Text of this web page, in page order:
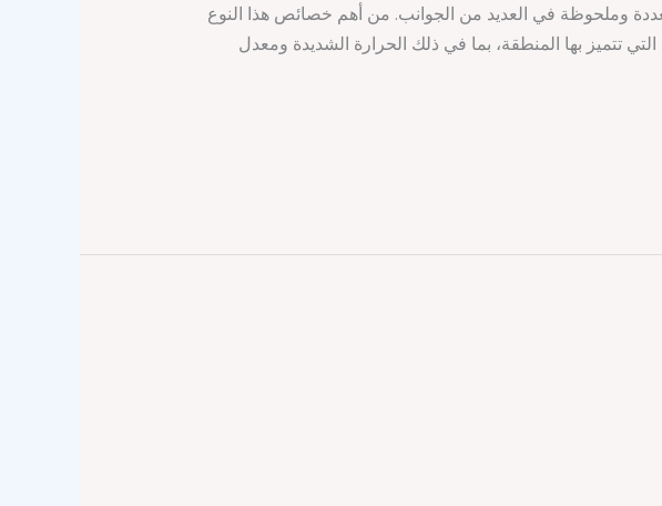
وملحوظة في العديد من الجوانب. من أهم خصائص هذا النوع
تتميز بها المنطقة، بما في ذلك الحرارة الشديدة ومعدل